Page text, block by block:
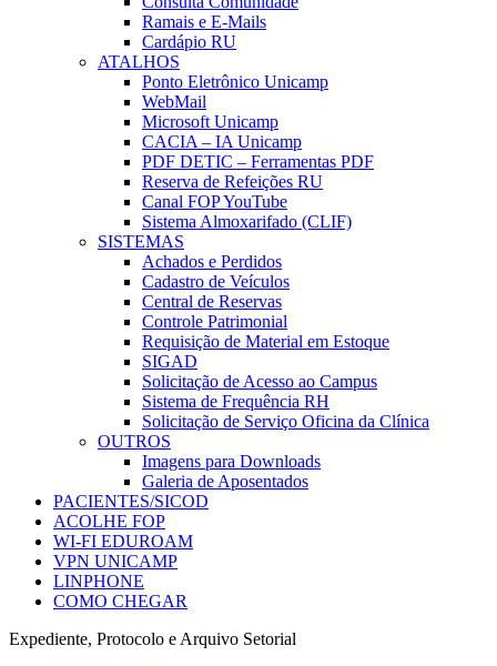
Ramais e E-Mails
Cardápio RU
ATALHOS
Ponto Eletrônico Unicamp
WebMail
Microsoft Unicamp
CACIA – IA Unicamp
PDF DETIC – Ferramentas PDF
Reserva de Refeições RU
Canal FOP YouTube
Sistema Almoxarifado (CLIF)
SISTEMAS
Achados e Perdidos
Cadastro de Veículos
Central de Reservas
Controle Patrimonial
Requisição de Material em Estoque
SIGAD
Solicitação de Acesso ao Campus
Sistema de Frequência RH
Solicitação de Serviço Oficina da Clínica
OUTROS
Imagens para Downloads
Galeria de Aposentados
PACIENTES/SICOD
ACOLHE FOP
WI-FI EDUROAM
VPN UNICAMP
LINPHONE
COMO CHEGAR
Expediente, Protocolo e Arquivo Setorial